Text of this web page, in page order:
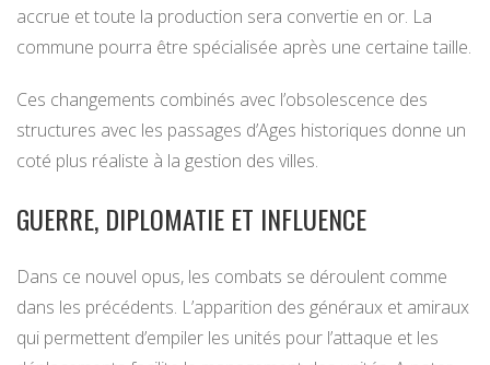
accrue et toute la production sera convertie en or. La
commune pourra être spécialisée après une certaine taille.
Ces changements combinés avec l’obsolescence des
structures avec les passages d’Ages historiques donne un
coté plus réaliste à la gestion des villes.
GUERRE, DIPLOMATIE ET INFLUENCE
Dans ce nouvel opus, les combats se déroulent comme
dans les précédents. L’apparition des généraux et amiraux
qui permettent d’empiler les unités pour l’attaque et les